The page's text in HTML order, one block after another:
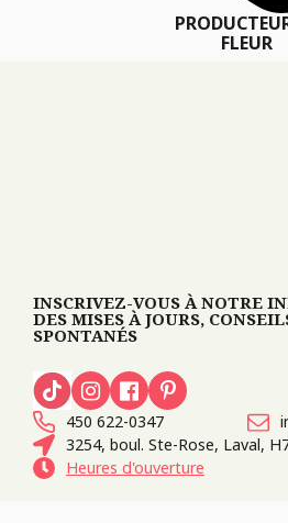
FLEUR
INSCRIVEZ-VOUS À NOTRE
DES MISES À JOURS,
SPONTANÉS
450 622-0347
3254, boul. Ste-Rose, Laval,
Heures d'ouverture